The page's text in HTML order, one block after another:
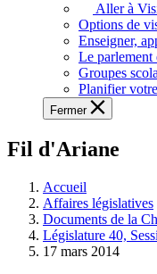
voir,
apprendre
et
découvrir
l'Assemblée
législative.
Aller à
Options de
Enseigner,
Le parlement
Groupes
Planifier
Fermer
Fil d'Ariane
Accueil
Affaires législatives
Documents de la
Législature 40,
17 mars 2014